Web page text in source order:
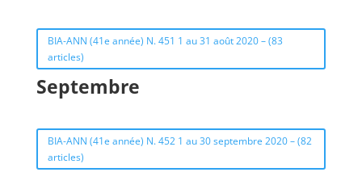
BIA-ANN (41e année) N. 451 1 au 31 août 2020 – (83
articles)
Septembre
BIA-ANN (41e année) N. 452 1 au 30 septembre 2020 – (82
articles)